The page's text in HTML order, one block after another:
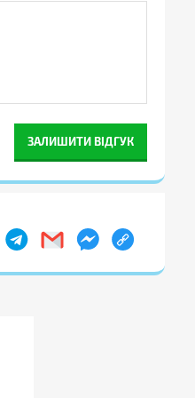
ЗАЛИШИТИ ВІДГУК